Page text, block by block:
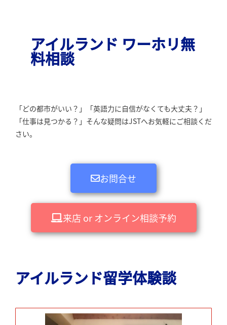
アイルランド ワーホリ無
料相談
「どの都市がいい？」「英語力に自信がなくても大丈夫？」
「仕事は見つかる？」そんな疑問はJSTへお気軽にご相談くだ
さい。
お問合せ
来店 or オンライン相談予約
アイルランド留学体験談